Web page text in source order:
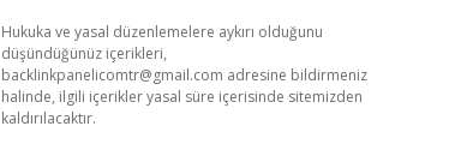
Hukuka ve yasal düzenlemelere aykırı olduğunu
düşündüğünüz içerikleri,
backlinkpanelicomtr@gmail.com adresine bildirmeniz
halinde, ilgili içerikler yasal süre içerisinde sitemizden
kaldırılacaktır.